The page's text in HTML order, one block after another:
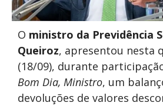
O ministro da Previdência
Queiroz, apresentou nesta
(18/09), durante
Bom Dia, Ministro, um
devoluções de valores